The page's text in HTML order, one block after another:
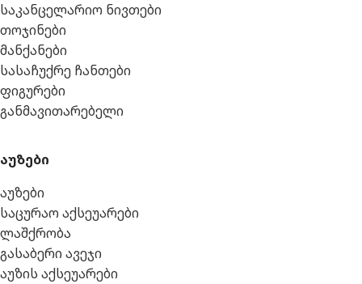
საკანცელარიო ნივთები
თოჯინები
მანქანები
სასაჩუქრე ჩანთები
ფიგურები
განმავითარებელი
აუზები
აუზები
საცურაო აქსეუარები
ლაშქრობა
გასაბერი ავეჯი
აუზის აქსეუარები